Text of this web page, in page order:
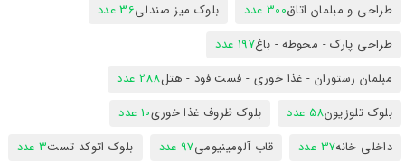
طراحی و مبلمان اتاق300 عدد بلوک میز صندلی36 عدد
طراحی پارک - محوطه - باغ197 عدد
مبلمان رستوران - غذا خوری - فست فود - هتل288 عدد
بلوک تلوزیون58 عدد بلوک ظروف غذا خوری10 عدد
داخلی خانه37 عدد قاب آلومینیومی97 عدد بلوک اتوکد تست3 عدد